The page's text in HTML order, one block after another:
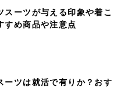
スーツが与える印象や着こ
すめ商品や注意点
ーツは就活で有りか？おす